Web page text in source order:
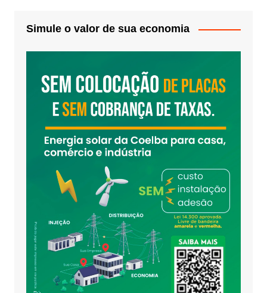
Simule o valor de sua economia